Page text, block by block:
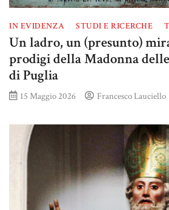
IN EVIDENZA STUDI E RICERCHE
Un ladro, un (presunto)
prodigi della Madonna
di Puglia
15 Maggio 2026 Francesco Lauciello